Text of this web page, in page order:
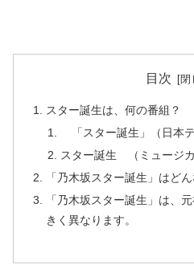
目次
スター誕生は、何の番組？
「スター誕生」（日本テ
スター誕生 （ミュージカ
「乃木坂スター誕生」はど
「乃木坂スター誕生」は、
きく異なります。